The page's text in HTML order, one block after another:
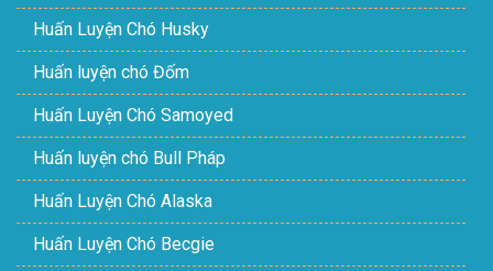
Huấn Luyện Chó Husky
Huấn luyện chó Đốm
Huấn Luyện Chó Samoyed
Huấn luyện chó Bull Pháp
Huấn Luyện Chó Alaska
Huấn Luyện Chó Becgie